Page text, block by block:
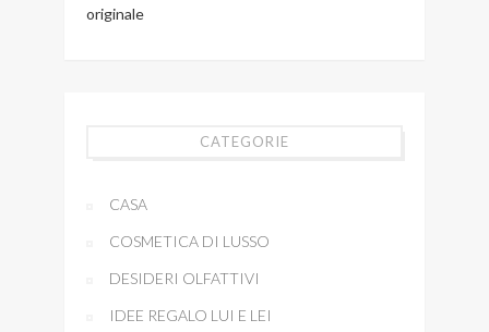
originale
CATEGORIE
CASA
COSMETICA DI LUSSO
DESIDERI OLFATTIVI
IDEE REGALO LUI E LEI